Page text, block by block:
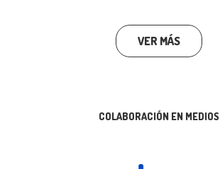
VER MÁS
COLABORACIÓN EN MEDIOS